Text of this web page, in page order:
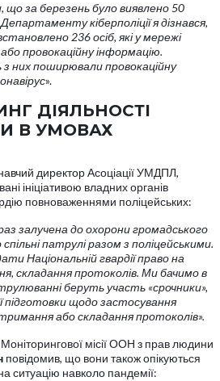
що за березень було виявлено 50
кіберполіції я дізнався,
236 осіб, які у мережі
провокаційну інформацію.
них поширювали провокаційну
».
ДІЯЛЬНОСТІ
В УМОВАХ
директор Асоціації УМДПЛ,
ініціативою владних органів
повноваженнями поліцейських:
залучена до охорони громадського
патрулі разом з поліцейськими.
Національній гвардії право на
складання протоколів. Ми бачимо в
беруть участь «срочники»,
щодо застосування
або складання протоколів».
місії ООН з прав людини
повідомив, що вони також опікуються
ситуацію навколо пандемії: